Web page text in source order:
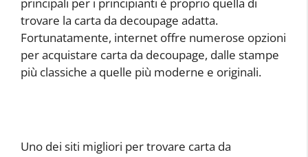
trovare la carta da decoupage adatta.
Fortunatamente, internet offre numerose opzioni
per acquistare carta da decoupage, dalle stampe
più classiche a quelle più moderne e originali.
Uno dei siti migliori per trovare carta da